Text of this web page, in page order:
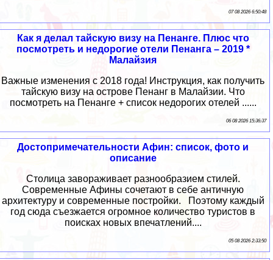
07 08 2026 6:50:48
Как я делал тайскую визу на Пенанге. Плюс что
посмотреть и недорогие отели Пенанга – 2019 *
Малайзия
Важные изменения с 2018 года! Инструкция, как получить
тайскую визу на острове Пенанг в Малайзии. Что
посмотреть на Пенанге + список недорогих отелей ......
06 08 2026 15:36:37
Достопримечательности Афин: список, фото и
описание
Столица завораживает разнообразием стилей.
Современные Афины сочетают в себе античную
архитектуру и современные постройки. Поэтому каждый
год сюда съезжается огромное количество туристов в
поисках новых впечатлений....
05 08 2026 2:33:50